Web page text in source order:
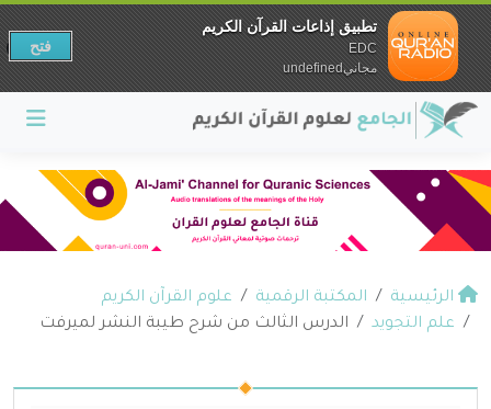
الرئيسية المكتبة الرقمية
علوم القرآن الكريم
علم التجويد
الدرس الثالث من شرح طيبة النشر لميرفت
تطبيق إذاعات القرآن الكريم
EDC
مجانيundefined
فتح